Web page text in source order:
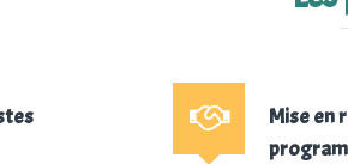
Mise en